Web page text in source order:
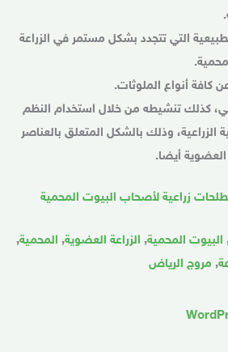
التي تتجدد بشكل مستمر في الزراعة
كافة أنواع الملوثات.
كذلك تنشيطه من خلال استخدام النظم
الزراعية، وذلك بالشكل المتعلق بالعناصر
العضوية أيضا.
البيوت المحمية, الزراعة العضوية, المحمية,
, مروج الرياض